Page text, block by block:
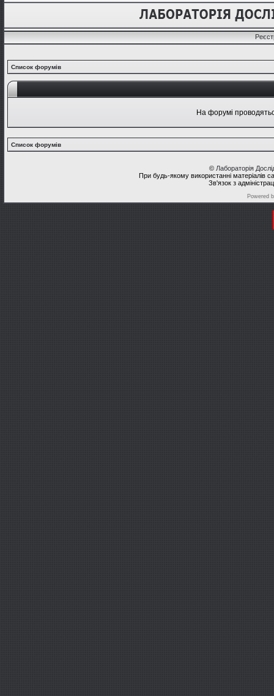
Список форумів
На форумі
Список форумів
© Лабораторія
При будь-якому використанні матеріалів
Зв'язок з
Powered